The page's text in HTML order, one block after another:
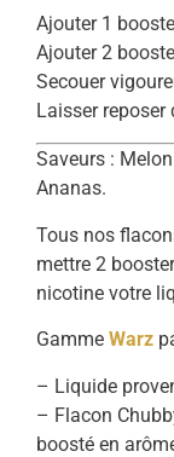
Ajouter 1
Ajouter 2
Secouer
Laisser
Saveurs :
Ananas.
Tous nos
mettre 2
nicotine votre
Gamme Warz
– Liquide
– Flacon
boosté en